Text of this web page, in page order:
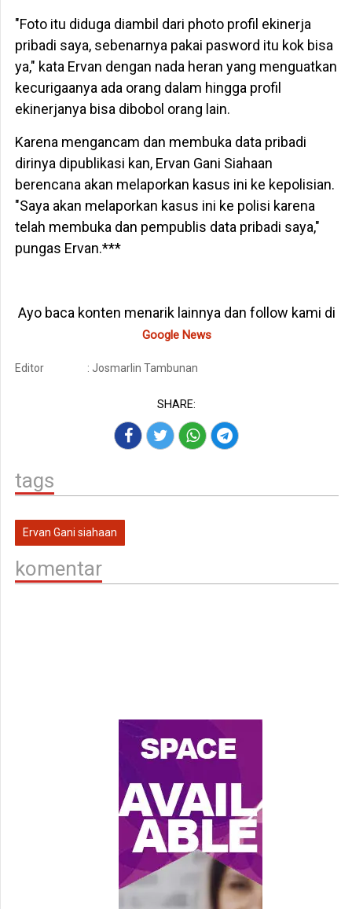
"Foto itu diduga diambil dari photo profil ekinerja
pribadi saya, sebenarnya pakai pasword itu kok bisa
ya," kata Ervan dengan nada heran yang menguatkan
kecurigaanya ada orang dalam hingga profil
ekinerjanya bisa dibobol orang lain.
Karena mengancam dan membuka data pribadi
dirinya dipublikasi kan, Ervan Gani Siahaan
berencana akan melaporkan kasus ini ke kepolisian.
"Saya akan melaporkan kasus ini ke polisi karena
telah membuka dan pempublis data pribadi saya,"
pungas Ervan.***
Ayo baca konten menarik lainnya dan follow kami di
Google News
Editor : Josmarlin Tambunan
SHARE:
tags
Ervan Gani siahaan
komentar